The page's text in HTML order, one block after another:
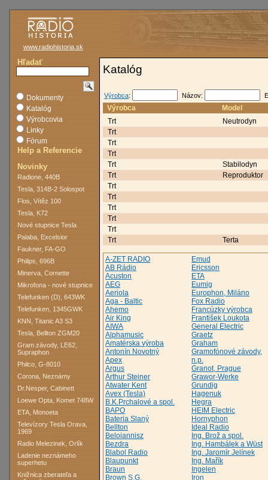
www.radiohistoria.sk
Hľadať
Dokumenty
Katalóg
Výrobcovia
Linky
Fórum
Help a Referencie
Novinky
Radione, 440B
Tesla, 314B-2 Solospot
Flos, Vítěz 100
Tesla, K72
Nové stupnice Tesla
Palaba, Excelsior
Faukner, FA-GO
Philips, 696B
Minerva, Cornette
Mikrofona - nové stupnice
Telefunken (D), 643WK
Telefunken, 1345GWK
KNN, Titanic A3 S3
Tesla, Bellton ZGM20
Gram.závody, LE62,
Supraphon
Philco, G-8010
Corona, Neznámy
Dr.Nesper, Cabinett
Loewe Opta, Komet 748W
ETA, Monoeta
Televízory Tesla Orava,
1969
Radio Melezinek, Orlík
Ladenie neznámeho
superhetu
Knižnica zberateľa a
Katalóg
Výrobca: Názov:
Výrobca
Model
Trt
Neutrodyn
Trt
Trt
Trt
Trt
Stabilodyn
Trt
Reproduktor
Trt
Trt
Trt
Trt
Trt
Trt
Terta
A-ZET RADIO
AB Rádio
Acuston
AEG
Aeriola
Aga - Baltic
Ahemo
Air King
AIWA
Alphamusic
Amatérska výroba
Antonín Novotný
Apex
Argus
Arthur Steiner
Atwater Kent
Avex (Tesla)
B.K.Prchalové a spol.
BAPO
Bateria Slaný
Bellton
Beloiannisz
Bezdra
Blabol Radio
Blaupunkt
Braun
Brown S.G.
Emud
Ericsson
ETA
Eumig
Europhon, Miláno
Fox Radio
Francúzky výrobca
František Loukota
General Electric
Graetz
Graham
Gramofónové závody,
n.p.
Granot, Prague
Grawor-Werke
Grundig
Hagenuk
Hegra
HEIM Electric
Hornyphon
Ideal Radio
Ing. Brož a spol.
Ing. Hambálek a Wüst
Ing. Jaromír Jelínek
Ing. Mařík
Ingelen
Iron